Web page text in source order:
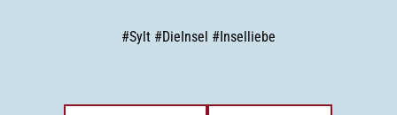
#Sylt #DieInsel #Inselliebe